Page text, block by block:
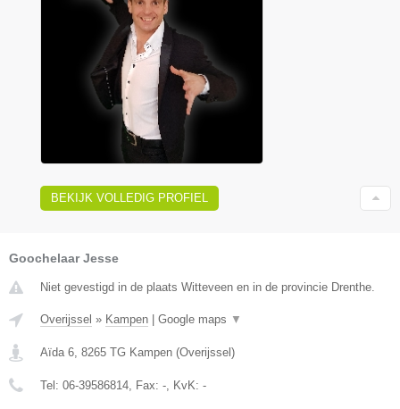
BEKIJK VOLLEDIG PROFIEL
Goochelaar Jesse
Niet gevestigd in de plaats Witteveen en in de provincie Drenthe.
Overijssel » Kampen Google maps ▼
Aïda 6, 8265 TG Kampen (Overijssel )
Tel: 06-39586814, Fax: -, KvK: -